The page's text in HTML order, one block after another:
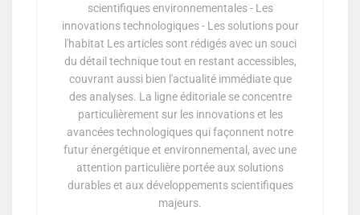
scientifiques environnementales - Les
innovations technologiques - Les solutions pour
l'habitat Les articles sont rédigés avec un souci
du détail technique tout en restant accessibles,
couvrant aussi bien l'actualité immédiate que
des analyses. La ligne éditoriale se concentre
particulièrement sur les innovations et les
avancées technologiques qui façonnent notre
futur énergétique et environnemental, avec une
attention particulière portée aux solutions
durables et aux développements scientifiques
majeurs.